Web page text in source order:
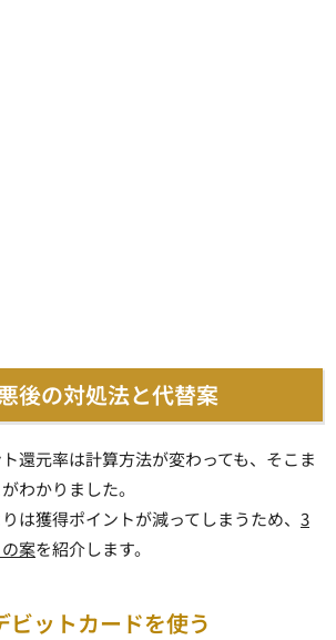
後の対処法と代替案
還元率は計算方法が変わっても、そこま
わかりました。
は獲得ポイントが減ってしまうため、 3
案を紹介します。
ビットカードを使う